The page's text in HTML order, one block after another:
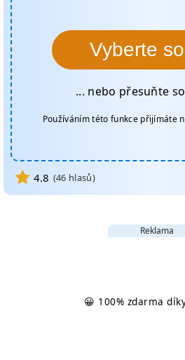
Vyberte
... nebo přesuňte
Používáním této funkce přijímáte
4.8 (46 hlasů)
Reklama
😀 100% zdarma